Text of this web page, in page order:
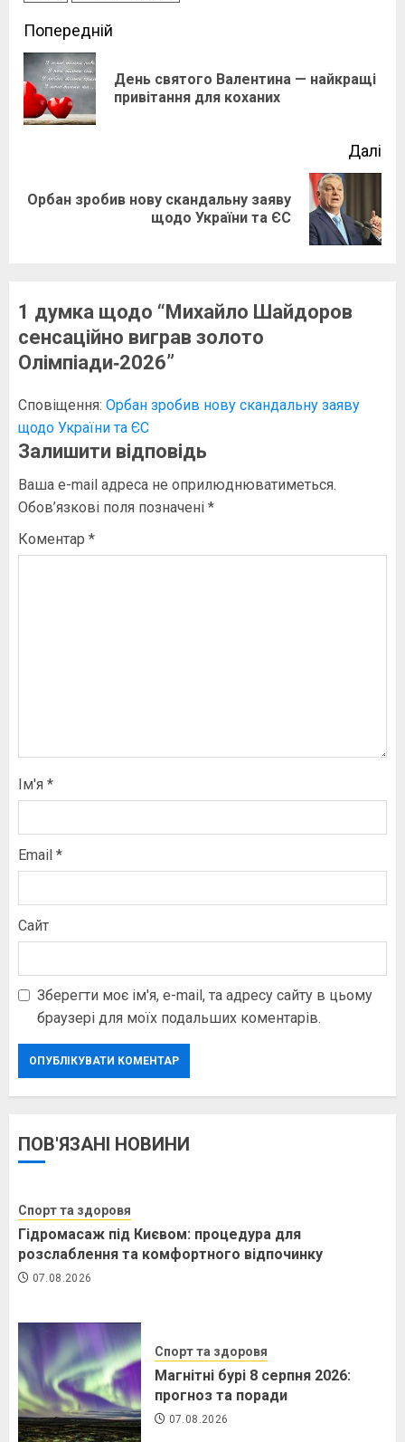
Post
navigation
Попередній
День святого Валентина — найкращі
привітання для коханих
Далі
Наступний
Орбан зробив нову скандальну заяву
щодо України та ЄС
1 думка щодо “Михайло Шайдоров
сенсаційно виграв золото
Олімпіади‑2026”
Сповіщення: Орбан зробив нову скандальну заяву
щодо України та ЄС
Залишити відповідь
Ваша e-mail адреса не оприлюднюватиметься.
Обов’язкові поля позначені *
Коментар *
Ім'я *
Email *
Сайт
Зберегти моє ім'я, e-mail, та адресу сайту в цьому
браузері для моїх подальших коментарів.
ПОВ'ЯЗАНІ НОВИНИ
Спорт та здоровя
Гідромасаж під Києвом: процедура для
розслаблення та комфортного відпочинку
07.08.2026
Спорт та здоровя
Магнітні бурі 8 серпня 2026:
прогноз та поради
07.08.2026